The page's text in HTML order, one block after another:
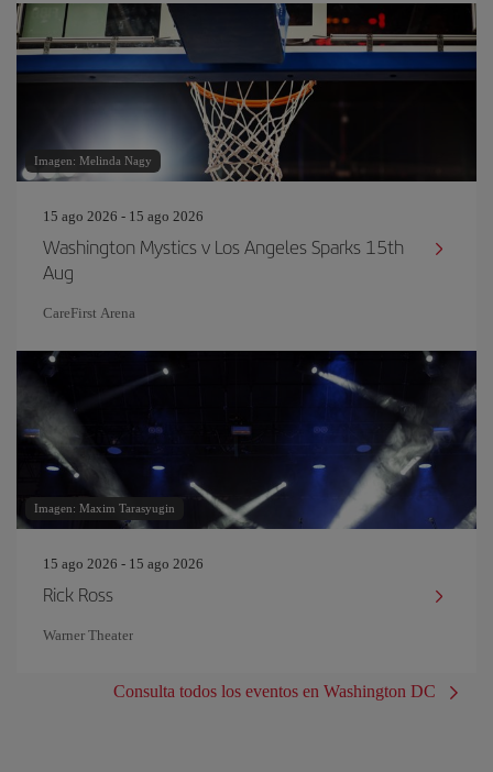
Imagen: Melinda Nagy
15 ago 2026 - 15 ago 2026
Washington Mystics v Los Angeles Sparks 15th
Aug
CareFirst Arena
Imagen: Maxim Tarasyugin
15 ago 2026 - 15 ago 2026
Rick Ross
Warner Theater
Consulta todos los eventos en Washington DC